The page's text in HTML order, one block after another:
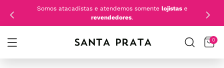
Somos atacadistas e atendemos somente lojistase
revendedores.
0